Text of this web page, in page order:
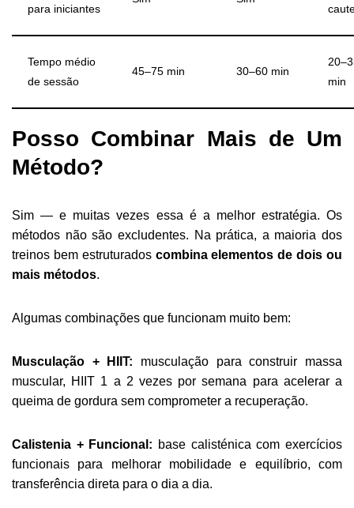
para iniciantes
Tempo médio
de sessão
45–75 min 30–60 min
min
Posso Combinar Mais de Um
Método?
Sim — e muitas vezes essa é a melhor estratégia. Os
métodos não são excludentes. Na prática, a maioria dos
treinos bem estruturados combina elementos de dois ou
mais métodos.
Algumas combinações que funcionam muito bem:
Musculação + HIIT: musculação para construir massa
muscular, HIIT 1 a 2 vezes por semana para acelerar a
queima de gordura sem comprometer a recuperação.
Calistenia + Funcional: base calisténica com exercícios
funcionais para melhorar mobilidade e equilíbrio, com
transferência direta para o dia a dia.